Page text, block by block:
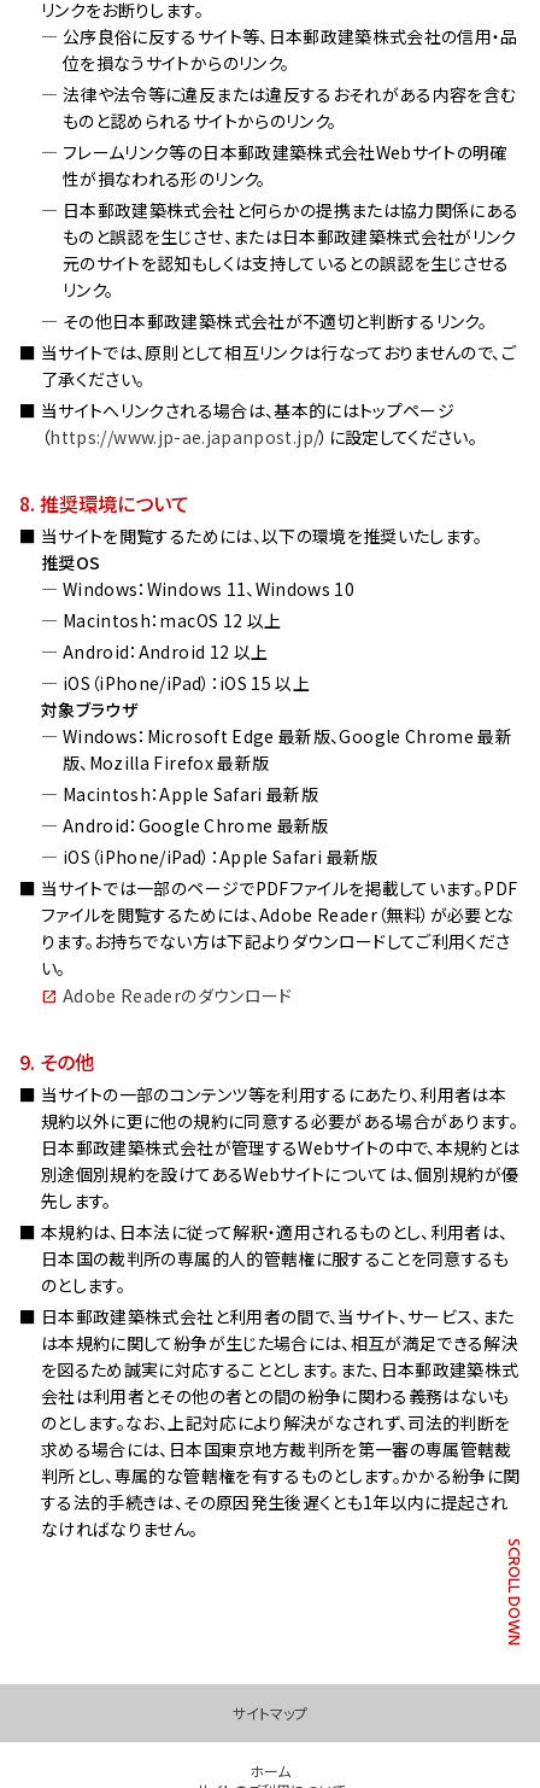
リンクをお断りします。
公序良俗に反するサイト等、日本郵政建築株式会社の信用・品
位を損なうサイトからのリンク。
法律や法令等に違反または違反するおそれがある内容を含む
ものと認められるサイトからのリンク。
フレームリンク等の日本郵政建築株式会社Webサイトの明確
性が損なわれる形のリンク。
日本郵政建築株式会社と何らかの提携または協力関係にある
ものと誤認を生じさせ、または日本郵政建築株式会社がリンク
元のサイトを認知もしくは支持しているとの誤認を生じさせる
リンク。
その他日本郵政建築株式会社が不適切と判断するリンク。
当サイトでは、原則として相互リンクは行なっておりませんので、ご
了承ください。
当サイトへリンクされる場合は、基本的にはトップページ
（https://www.jp-ae.japanpost.jp/）に設定してください。
8. 推奨環境について
当サイトを閲覧するためには、以下の環境を推奨いたします。
推奨OS
Windows：Windows 11、Windows 10
Macintosh：macOS 12 以上
Android：Android 12 以上
iOS（iPhone/iPad）：iOS 15 以上
対象ブラウザ
Windows：Microsoft Edge 最新版、Google Chrome 最新
版、Mozilla Firefox 最新版
Macintosh：Apple Safari 最新版
Android：Google Chrome 最新版
iOS（iPhone/iPad）：Apple Safari 最新版
当サイトでは一部のページでPDFファイルを掲載しています。PDF
ファイルを閲覧するためには、Adobe Reader（無料）が必要とな
ります。お持ちでない方は下記よりダウンロードしてご利用くださ
い。
Adobe Readerのダウンロード
9. その他
当サイトの一部のコンテンツ等を利用するにあたり、利用者は本
規約以外に更に他の規約に同意する必要がある場合があります。
日本郵政建築株式会社が管理するWebサイトの中で、本規約とは
別途個別規約を設けてあるWebサイトについては、個別規約が優
先します。
本規約は、日本法に従って解釈・適用されるものとし、利用者は、
日本国の裁判所の専属的人的管轄権に服することを同意するも
のとします。
日本郵政建築株式会社と利用者の間で、当サイト、サービス、また
は本規約に関して紛争が生じた場合には、相互が満足できる解決
を図るため誠実に対応することとします。また、日本郵政建築株式
会社は利用者とその他の者との間の紛争に関わる義務はないも
のとします。なお、上記対応により解決がなされず、司法的判断を
求める場合には、日本国東京地方裁判所を第一審の専属管轄裁
判所とし、専属的な管轄権を有するものとします。かかる紛争に関
する法的手続きは、その原因発生後遅くとも1年以内に提起され
なければなりません。
SCROLL DOWN
サイトマップ
ホーム